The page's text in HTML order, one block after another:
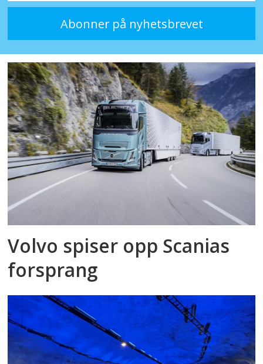
Volvo spiser opp Scanias
forsprang